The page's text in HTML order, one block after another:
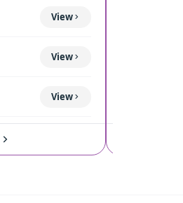
View
View
View